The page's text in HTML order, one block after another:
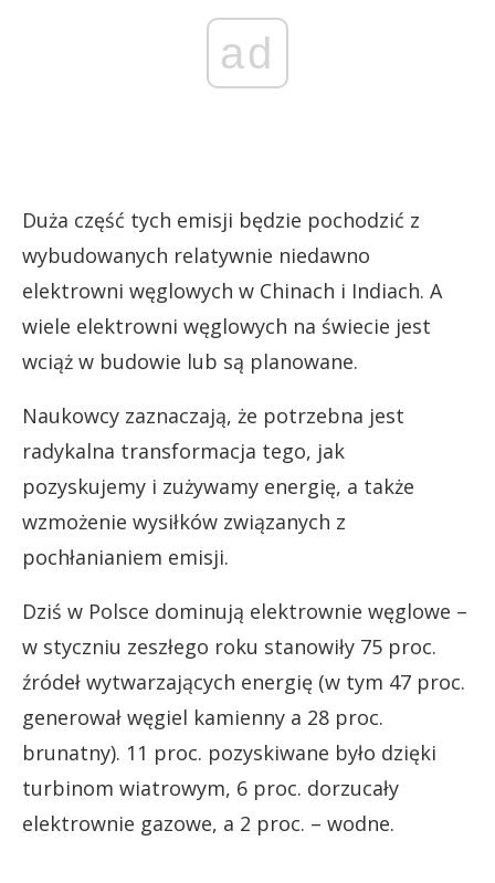
ad
Duża część tych emisji będzie pochodzić z
wybudowanych relatywnie niedawno
elektrowni węglowych w Chinach i Indiach. A
wiele elektrowni węglowych na świecie jest
wciąż w budowie lub są planowane.
Naukowcy zaznaczają, że potrzebna jest
radykalna transformacja tego, jak
pozyskujemy i zużywamy energię, a także
wzmożenie wysiłków związanych z
pochłanianiem emisji.
Dziś w Polsce dominują elektrownie węglowe –
w styczniu zeszłego roku stanowiły 75 proc.
źródeł wytwarzających energię (w tym 47 proc.
generował węgiel kamienny a 28 proc.
brunatny). 11 proc. pozyskiwane było dzięki
turbinom wiatrowym, 6 proc. dorzucały
elektrownie gazowe, a 2 proc. – wodne.